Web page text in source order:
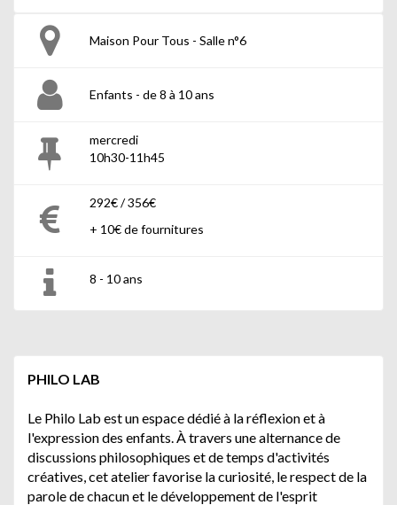
Maison Pour Tous - Salle n°6
Enfants - de 8 à 10 ans
mercredi
10h30-11h45
292€ / 356€
+ 10€ de fournitures
8 - 10 ans
PHILO LAB
Le Philo Lab est un espace dédié à la réflexion et à
l'expression des enfants. À travers une alternance de
discussions philosophiques et de temps d'activités
créatives, cet atelier favorise la curiosité, le respect de la
parole de chacun et le développement de l'esprit